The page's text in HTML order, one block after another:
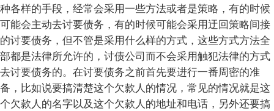
种各样的手段，经常会采用一些方法或者是策略，有的时候
可能会主动去讨要债务，有的时候可能会采用迂回策略间接
的讨要债务，但不管是采用什么样的方式，这些方式方法全
部都是法律所允许的，讨债公司而不会采用触犯法律的方式
去讨要债务的。在讨要债务之前首先要进行一番周密的准
备，比如说要搞清楚这个欠款人的情况，常见的情况就是这
个欠款人的名字以及这个欠款人的地址和电话，另外还要搞